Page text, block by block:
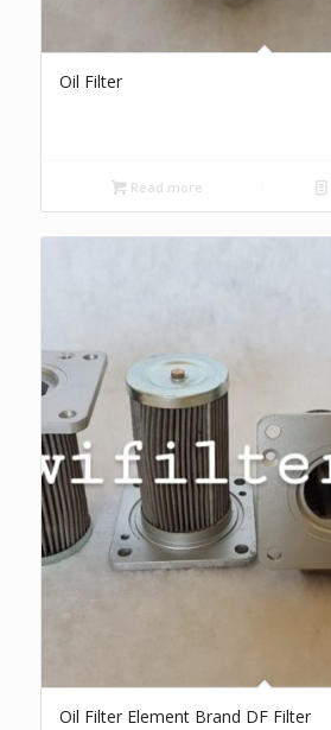
Oil Filter
Read more
Oil Filter Element Brand DF Filter